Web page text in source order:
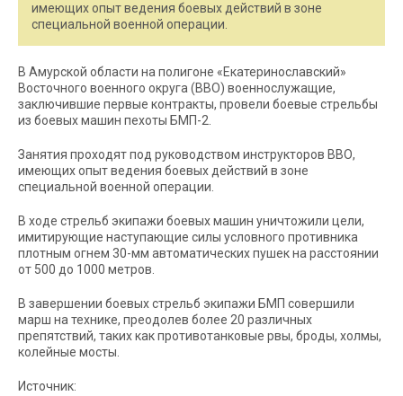
имеющих опыт ведения боевых действий в зоне
специальной военной операции.
В Амурской области на полигоне «Екатеринославский»
Восточного военного округа (ВВО) военнослужащие,
заключившие первые контракты, провели боевые стрельбы
из боевых машин пехоты БМП-2.
Занятия проходят под руководством инструкторов ВВО,
имеющих опыт ведения боевых действий в зоне
специальной военной операции.
В ходе стрельб экипажи боевых машин уничтожили цели,
имитирующие наступающие силы условного противника
плотным огнем 30-мм автоматических пушек на расстоянии
от 500 до 1000 метров.
В завершении боевых стрельб экипажи БМП совершили
марш на технике, преодолев более 20 различных
препятствий, таких как противотанковые рвы, броды, холмы,
колейные мосты.
Источник: